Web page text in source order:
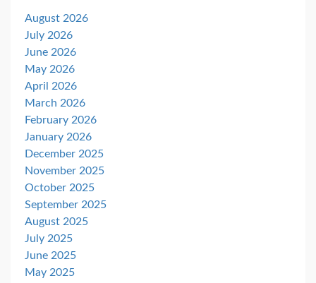
August 2026
July 2026
June 2026
May 2026
April 2026
March 2026
February 2026
January 2026
December 2025
November 2025
October 2025
September 2025
August 2025
July 2025
June 2025
May 2025